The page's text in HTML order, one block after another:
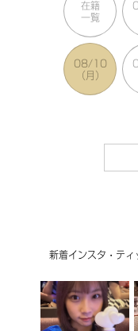
在籍
一覧
08/10
（月）
新着インスタ・テ